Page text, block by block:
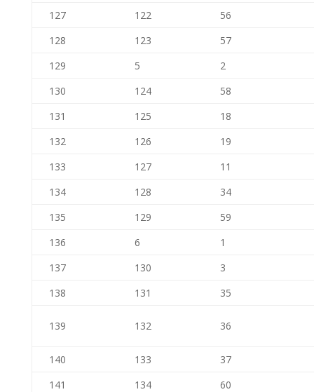
127
122
56
128
123
57
129
5
2
130
124
58
131
125
18
132
126
19
133
127
11
134
128
34
135
129
59
136
6
1
137
130
3
138
131 35
139 132 36
140 133
37
141
134
60